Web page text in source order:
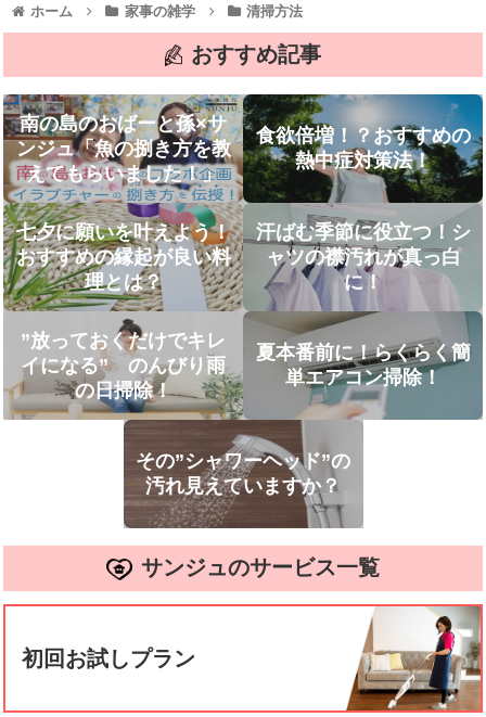
ホーム 家事の雑学 清掃方法
おすすめ記事
南の島のおばーと孫×サ
ンジュ「魚の捌き方を教
えてもらいました！」
食欲倍増！？おすすめの
熱中症対策法！
七夕に願いを叶えよう！
おすすめの縁起が良い料
理とは？
汗ばむ季節に役立つ！シ
ャツの襟汚れが真っ白
に！
”放っておくだけでキレ
イになる” のんびり雨
の日掃除！
夏本番前に！らくらく簡
単エアコン掃除！
その”シャワーヘッド”の
汚れ見えていますか？
サンジュのサービス一覧
初回お試しプラン